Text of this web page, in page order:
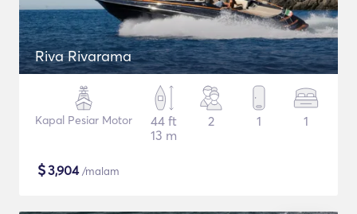
Riva Rivarama
Kapal Pesiar Motor
44 ft
13 m
2 1 1
$3,904/malam